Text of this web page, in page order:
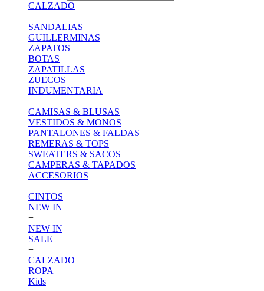
CALZADO
+
SANDALIAS
GUILLERMINAS
ZAPATOS
BOTAS
ZAPATILLAS
ZUECOS
INDUMENTARIA
+
CAMISAS & BLUSAS
VESTIDOS & MONOS
PANTALONES & FALDAS
REMERAS & TOPS
SWEATERS & SACOS
CAMPERAS & TAPADOS
ACCESORIOS
+
CINTOS
NEW IN
+
NEW IN
SALE
+
CALZADO
ROPA
Kids